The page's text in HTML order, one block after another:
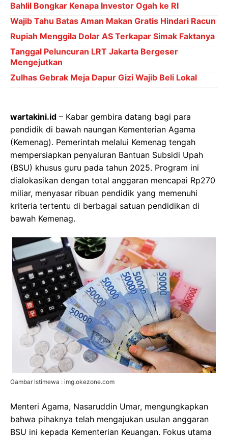
Bahlil Bongkar Kenapa Investor Ogah ke RI
Wajib Tahu Batas Aman Makan Gratis Hindari Racun
Rupiah Menggila Dolar AS Terkapar Simak Faktanya
Tanggal Peluncuran LRT Jakarta Bergeser
Mengejutkan
Zulhas Gebrak Meja Dapur Gizi Wajib Beli Lokal
wartakini.id – Kabar gembira datang bagi para
pendidik di bawah naungan Kementerian Agama
(Kemenag). Pemerintah melalui Kemenag tengah
mempersiapkan penyaluran Bantuan Subsidi Upah
(BSU) khusus guru pada tahun 2025. Program ini
dialokasikan dengan total anggaran mencapai Rp270
miliar, menyasar ribuan pendidik yang memenuhi
kriteria tertentu di berbagai satuan pendidikan di
bawah Kemenag.
Gambar Istimewa : img.okezone.com
Menteri Agama, Nasaruddin Umar, mengungkapkan
bahwa pihaknya telah mengajukan usulan anggaran
BSU ini kepada Kementerian Keuangan. Fokus utama